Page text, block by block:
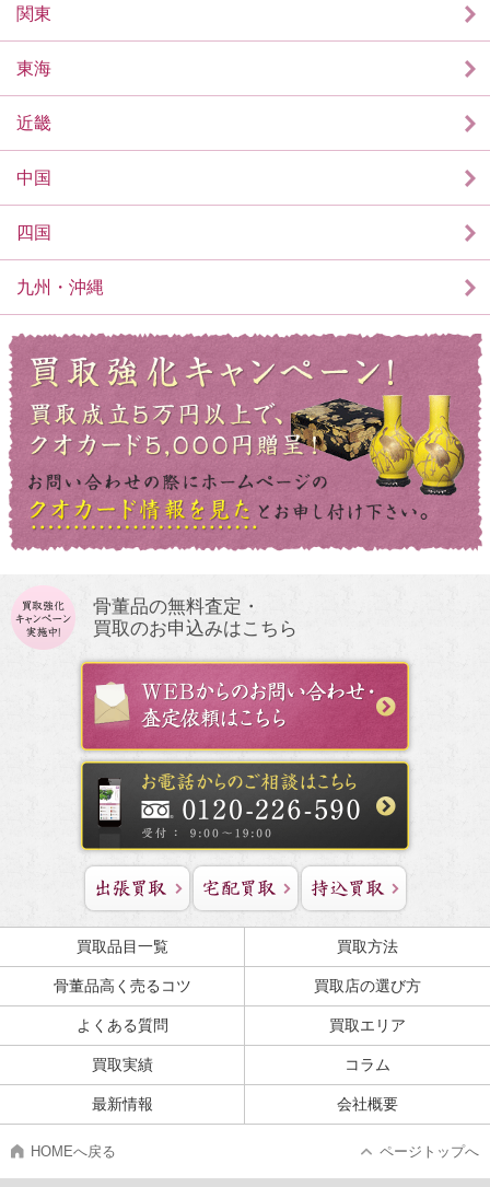
関東
東海
近畿
中国
四国
九州・沖縄
骨董品の無料査定・
買取のお申込みはこちら
買取品目一覧 買取方法
骨董品高く売るコツ 買取店の選び方
よくある質問 買取エリア
買取実績 コラム
最新情報 会社概要
HOMEへ戻る ページトップへ